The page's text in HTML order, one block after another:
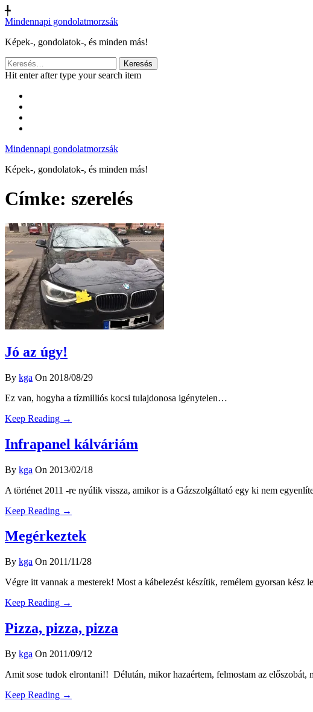
╄
Mindennapi gondolatmorzsák
Képek-, gondolatok-, és minden más!
Keresés:
Hit enter after type your search item
Mindennapi gondolatmorzsák
Képek-, gondolatok-, és minden más!
Címke: szerelés
Jó az úgy!
By kga On 2018/08/29
Ez van, hogyha a tízmilliós kocsi tulajdonosa igénytelen…
Keep Reading →
Infrapanel kálváriám
By kga On 2013/02/18
A történet 2011 -re nyúlik vissza, amikor is a Gázszolgáltató egy ki nem
Keep Reading →
Megérkeztek
By kga On 2011/11/28
Végre itt vannak a mesterek! Most a kábelezést készítik, remélem gyorsan kész
Keep Reading →
Pizza, pizza, pizza
By kga On 2011/09/12
Amit sose tudok elrontani!! Délután, mikor hazaértem, felmostam az előszobát,
Keep Reading →